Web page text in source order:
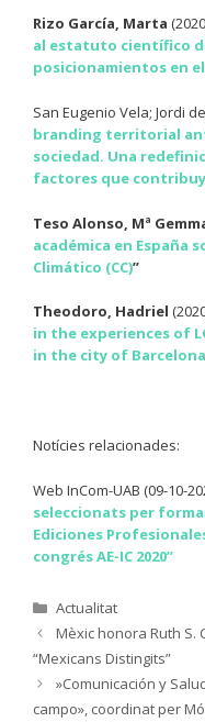
Rizo García, Marta
al estatuto científico
posicionamientos en
San Eugenio Vela; Jordi
branding territorial
sociedad. Una
factores que
Teso Alonso, Mª
académica en España
Climático (CC)”
Theodoro, Hadriel
in the experiences of
in the city of
Notícies relacionades:
Web InCom-UAB (09-10-
seleccionats per
Ediciones
congrés AE-IC 2020”
Categories
Actualitat
Mèxic honora Ruth
“Mexicans Distingits”
»Comunicación y
campo», coordinat per